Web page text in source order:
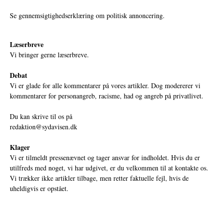
Se gennemsigtighedserklæring om politisk annoncering.
Læserbreve
Vi bringer gerne læserbreve.
Debat
Vi er glade for alle kommentarer på vores artikler. Dog modererer vi
kommentarer for personangreb, racisme, had og angreb på privatlivet.
Du kan skrive til os på
redaktion@sydavisen.dk
Klager
Vi er tilmeldt pressenævnet og tager ansvar for indholdet. Hvis du er
utilfreds med noget, vi har udgivet, er du velkommen til at kontakte os.
Vi trækker ikke artikler tilbage, men retter faktuelle fejl, hvis de
uheldigvis er opstået.